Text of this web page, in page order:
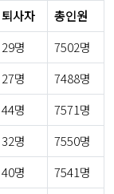
퇴사자
총인원
29명
7502명
27명
7488명
44명
7571명
32명
7550명
40명
7541명